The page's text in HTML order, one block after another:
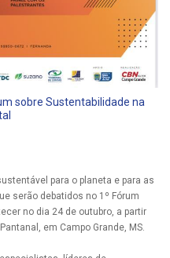
sobre Sustentabilidade na
para o planeta e para as
serão debatidos no 1º Fórum
no dia 24 de outubro, a partir
em Campo Grande, MS.